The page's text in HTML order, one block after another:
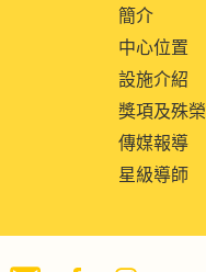
簡介
中心位置
設施介紹
獎項及殊榮
傳媒報導
星級導師